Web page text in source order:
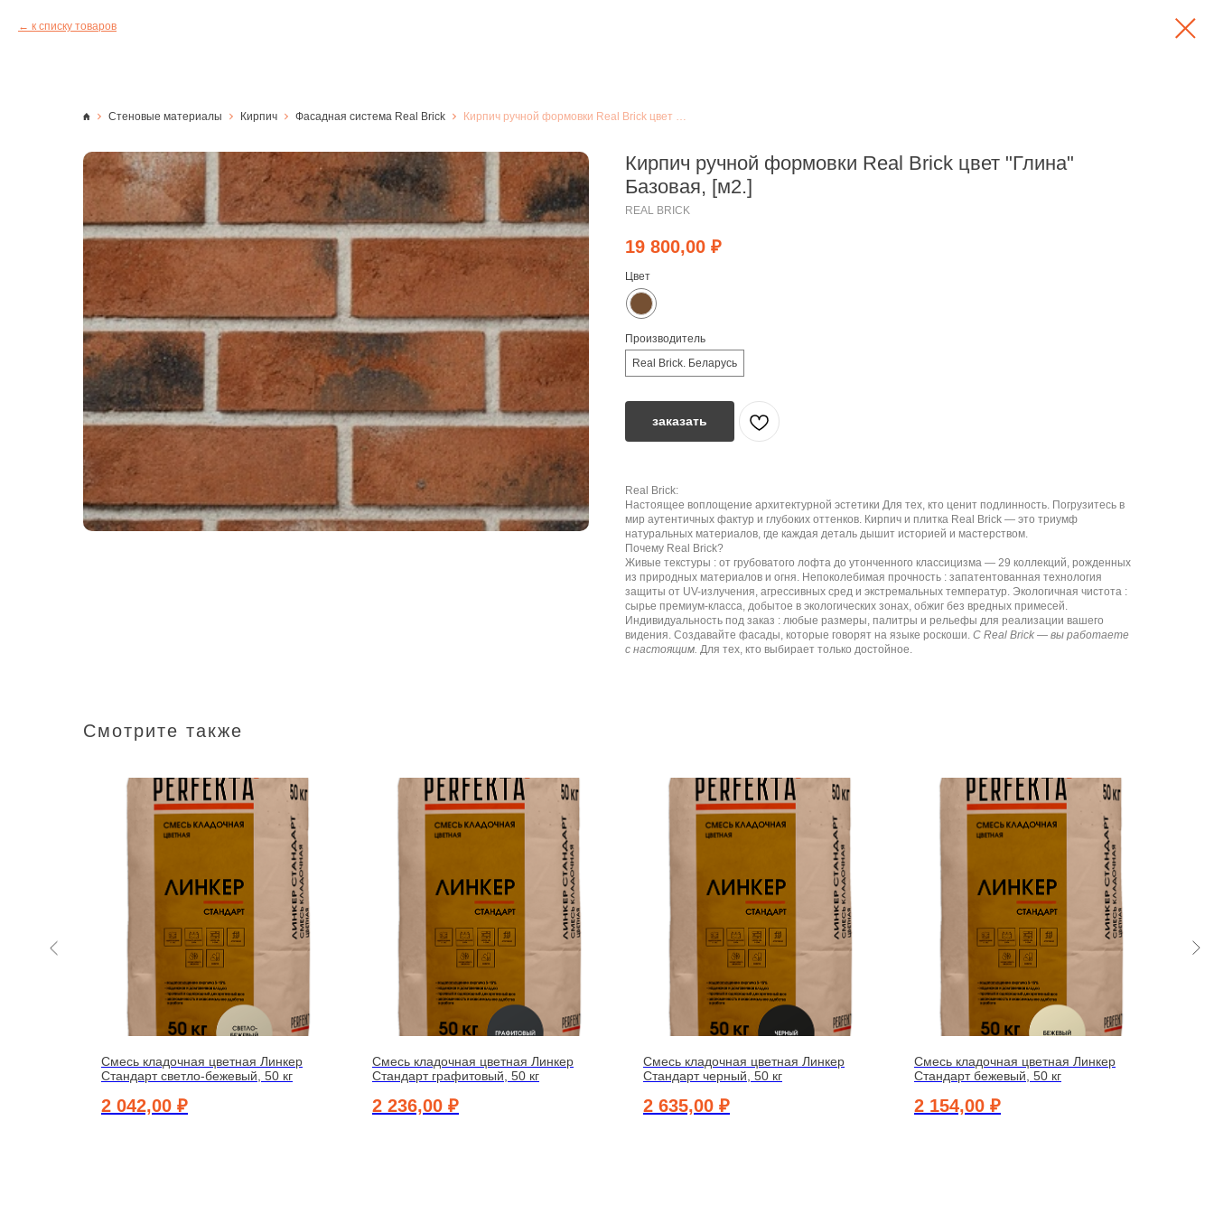
к списку товаров
Стеновые материалы Кирпич Фасадная система Real Brick Кирпич ручной формовки Real Brick цвет "Глина" Базовая, [м2.]
Кирпич ручной формовки Real Brick цвет "Глина"
Базовая, [м2.]
REAL BRICK
19 800,00 ₽
Цвет
Производитель
Real Brick. Беларусь
заказать
Real Brick:
Настоящее воплощение архитектурной эстетики Для тех, кто ценит подлинность. Погрузитесь в
мир аутентичных фактур и глубоких оттенков. Кирпич и плитка Real Brick — это триумф
натуральных материалов, где каждая деталь дышит историей и мастерством.
Почему Real Brick?
Живые текстуры : от грубоватого лофта до утонченного классицизма — 29 коллекций, рожденных
из природных материалов и огня. Непоколебимая прочность : запатентованная технология
защиты от UV-излучения, агрессивных сред и экстремальных температур. Экологичная чистота :
сырье премиум-класса, добытое в экологических зонах, обжиг без вредных примесей.
Индивидуальность под заказ : любые размеры, палитры и рельефы для реализации вашего
видения. Создавайте фасады, которые говорят на языке роскоши. С Real Brick — вы работаете
с настоящим. Для тех, кто выбирает только достойное.
Смотрите также
Смесь кладочная цветная Линкер
Стандарт светло-бежевый, 50 кг
2 042,00 ₽
Смесь кладочная цветная Линкер
Стандарт графитовый, 50 кг
2 236,00 ₽
Смесь кладочная цветная Линкер
Стандарт черный, 50 кг
2 635,00 ₽
Смесь кладочная цветная Линкер
Стандарт бежевый, 50 кг
2 154,00 ₽